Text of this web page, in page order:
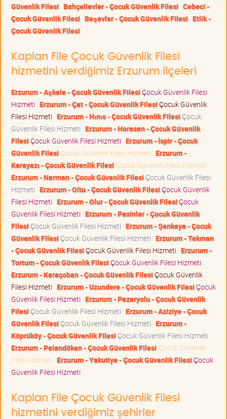
Güvenlik Filesi Bahçelievler - Çocuk Güvenlik Filesi Cebeci -
Çocuk Güvenlik Filesi Beşevler - Çocuk Güvenlik Filesi Etlik -
Çocuk Güvenlik Filesi
Kaplan File Çocuk Güvenlik Filesi
hizmetini verdiğimiz Erzurum ilçeleri
Erzurum - Aşkale - Çocuk Güvenlik FilesiÇocuk Güvenlik Filesi
Hizmeti Erzurum - Çat - Çocuk Güvenlik FilesiÇocuk Güvenlik
Filesi Hizmeti Erzurum - Hınıs - Çocuk Güvenlik Filesi Çocuk
Güvenlik Filesi Hizmeti Erzurum - Horasan - Çocuk Güvenlik
FilesiÇocuk Güvenlik Filesi Hizmeti Erzurum - İspir - Çocuk
Güvenlik Filesi Çocuk Güvenlik Filesi Hizmeti Erzurum -
Karayazı - Çocuk Güvenlik Filesi Çocuk Güvenlik Filesi Hizmeti
Erzurum - Narman - Çocuk Güvenlik Filesi Çocuk Güvenlik Filesi
Hizmeti Erzurum - Oltu - Çocuk Güvenlik FilesiÇocuk Güvenlik
Filesi Hizmeti Erzurum - Olur - Çocuk Güvenlik FilesiÇocuk
Güvenlik Filesi Hizmeti Erzurum - Pasinler - Çocuk Güvenlik
Filesi Çocuk Güvenlik Filesi Hizmeti Erzurum - Şenkaya - Çocuk
Güvenlik Filesi Çocuk Güvenlik Filesi Hizmeti Erzurum - Tekman
- Çocuk Güvenlik FilesiÇocuk Güvenlik Filesi Hizmeti Erzurum -
Tortum - Çocuk Güvenlik FilesiÇocuk Güvenlik Filesi Hizmeti
Erzurum - Karaçoban - Çocuk Güvenlik FilesiÇocuk Güvenlik
Filesi Hizmeti Erzurum - Uzundere - Çocuk Güvenlik FilesiÇocuk
Güvenlik Filesi Hizmeti Erzurum - Pazaryolu - Çocuk Güvenlik
Filesi Çocuk Güvenlik Filesi Hizmeti Erzurum - Aziziye - Çocuk
Güvenlik Filesi Çocuk Güvenlik Filesi Hizmeti Erzurum -
Köprüköy - Çocuk Güvenlik Filesi Çocuk Güvenlik Filesi Hizmeti
Erzurum - Palandöken - Çocuk Güvenlik Filesi Çocuk Güvenlik
Filesi Hizmeti Erzurum - Yakutiye - Çocuk Güvenlik FilesiÇocuk
Güvenlik Filesi Hizmeti
Kaplan File Çocuk Güvenlik Filesi
hizmetini verdiğimiz şehirler